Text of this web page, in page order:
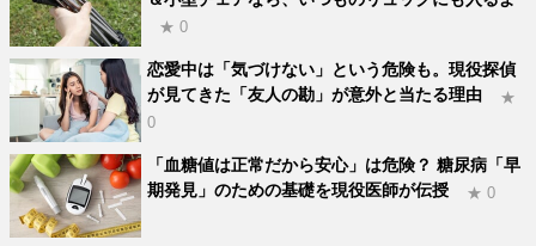
★ 0
恋愛中は「気づけない」という危険も。現役探偵
が見てきた「友人の勘」が意外と当たる理由
★
0
「血糖値は正常だから安心」は危険？ 糖尿病「早
期発見」のための基礎を現役医師が伝授
★ 0